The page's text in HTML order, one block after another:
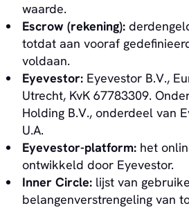
waarde.
Escrow (rekening):
totdat aan vooraf
voldaan.
Eyevestor: Eyevestor B.V.,
Utrecht, KvK 67783309.
Holding B.V., onderdeel van
U.A.
Eyevestor-platform: het
ontwikkeld door Eyevestor.
Inner Circle: lijst van
belangenverstrengeling van